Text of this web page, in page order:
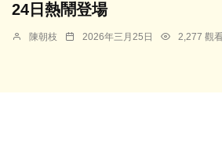
24日熱鬧登場
陳朝枝 2026年三月25日 2,277 觀